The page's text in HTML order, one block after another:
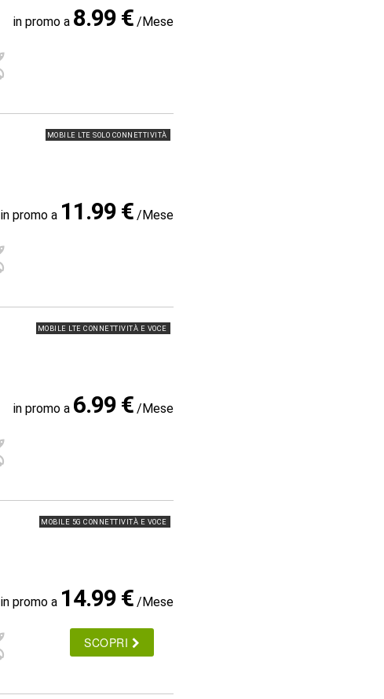
in promo a 8.99 € /Mese
MOBILE LTE SOLO CONNETTIVITÀ
in promo a 11.99 € /Mese
MOBILE LTE CONNETTIVITÀ E VOCE
in promo a 6.99 € /Mese
MOBILE 5G CONNETTIVITÀ E VOCE
in promo a 14.99 € /Mese
SCOPRI